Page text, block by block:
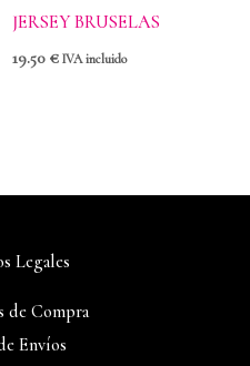
JERSEY BRUSELAS
19.50 € IVA incluido
Legales
de Compra
Envíos